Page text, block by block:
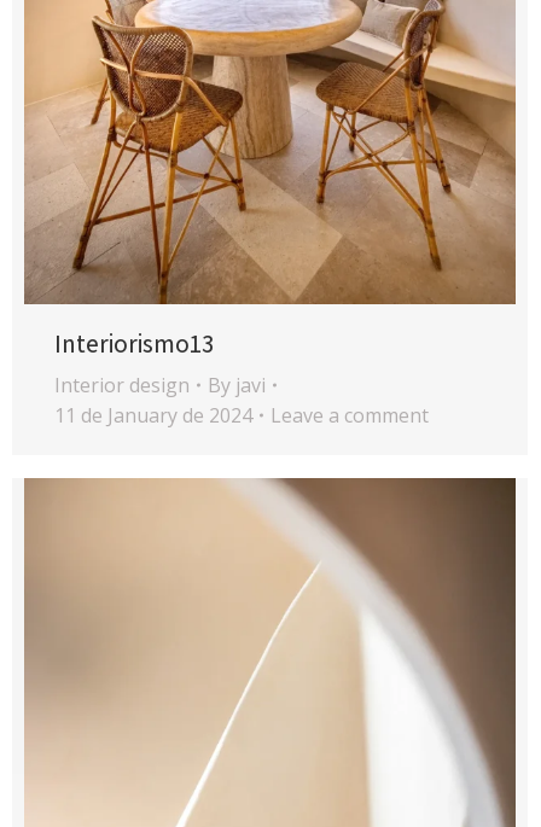
Interiorismo13
Interior design By javi
11 de January de 2024
Leave a comment